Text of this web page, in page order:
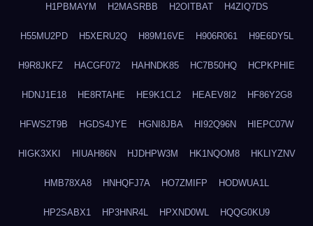
H1PBMAYM H2MASRBB H2OITBAT H4ZIQ7DS
H55MU2PD H5XERU2Q H89M16VE H906R061 H9E6DY5L
H9R8JKFZ HACGF072 HAHNDK85 HC7B50HQ HCPKPHIE
HDNJ1E18 HE8RTAHE HE9K1CL2 HEAEV8I2 HF86Y2G8
HFWS2T9B HGDS4JYE HGNI8JBA HI92Q96N HIEPC07W
HIGK3XKI HIUAH86N HJDHPW3M HK1NQOM8 HKLIYZNV
HMB78XA8 HNHQFJ7A HO7ZMIFP HODWUA1L
HP2SABX1 HP3HNR4L HPXND0WL HQQG0KU9